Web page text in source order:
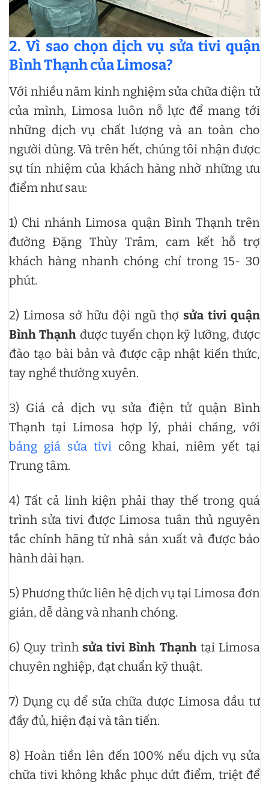
2. Vì sao chọn dịch vụ sửa tivi quận
Bình Thạnh của Limosa?
Với nhiều năm kinh nghiệm sửa chữa điện tử
của mình, Limosa luôn nỗ lực để mang tới
những dịch vụ chất lượng và an toàn cho
người dùng. Và trên hết, chúng tôi nhận được
sự tín nhiệm của khách hàng nhờ những ưu
điểm như sau:
1) Chi nhánh Limosa quận Bình Thạnh trên
đường Đặng Thùy Trâm, cam kết hỗ trợ
khách hàng nhanh chóng chỉ trong 15- 30
phút.
2) Limosa sở hữu đội ngũ thợ sửa tivi quận
Bình Thạnh được tuyển chọn kỹ lưỡng, được
đào tạo bài bản và được cập nhật kiến thức,
tay nghề thường xuyên.
3) Giá cả dịch vụ sửa điện tử quận Bình
Thạnh tại Limosa hợp lý, phải chăng, với
bảng giá sửa tivicông khai, niêm yết tại
Trung tâm.
4) Tất cả linh kiện phải thay thế trong quá
trình sửa tivi được Limosa tuân thủ nguyên
tắc chính hãng từ nhà sản xuất và được bảo
hành dài hạn.
5) Phương thức liên hệ dịch vụ tại Limosa đơn
giản, dễ dàng và nhanh chóng.
6) Quy trình sửa tivi Bình Thạnhtại Limosa
chuyên nghiệp, đạt chuẩn kỹ thuật.
7) Dụng cụ để sửa chữa được Limosa đầu tư
đầy đủ, hiện đại và tân tiến.
8) Hoàn tiền lên đến 100% nếu dịch vụ sửa
chữa tivi không khắc phục dứt điểm, triệt để